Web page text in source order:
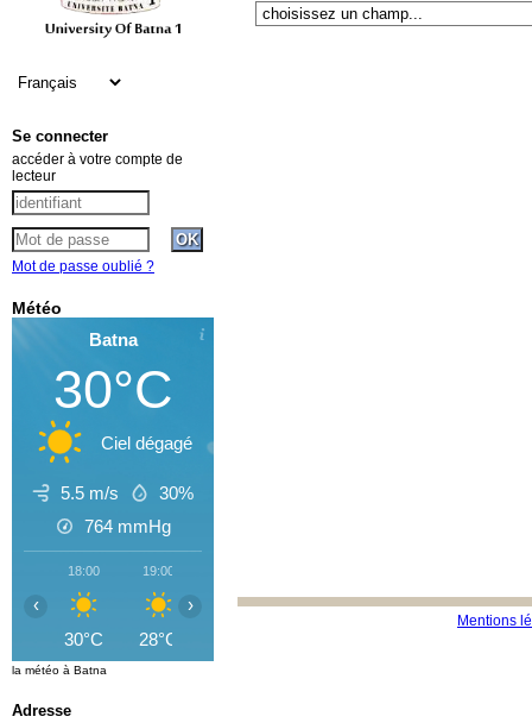
Mentions
Se connecter
accéder à votre compte de
lecteur
Mot de passe oublié ?
Météo
Batna
30°C
Ciel dégagé
5.5 m/s
30%
764 mmHg
18:00
30°C
19:00
28°C
‹ ›
la météo à Batna
Adresse